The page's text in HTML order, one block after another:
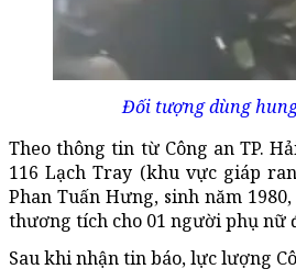
Đối tượng dùng
Theo thông tin từ Công an TP.
116 Lạch Tray (khu vực giáp
Phan Tuấn Hưng, sinh năm
thương tích cho 01 người phụ
Sau khi nhận tin báo, lực lượng